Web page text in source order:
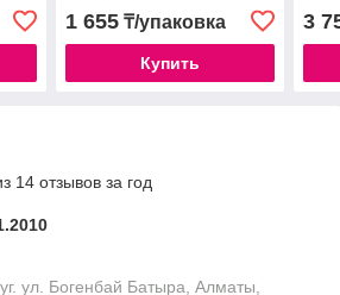
1 655₸/упаковка
Купить
3
14 отзывов за год
ул. Богенбай Батыра, Алматы,